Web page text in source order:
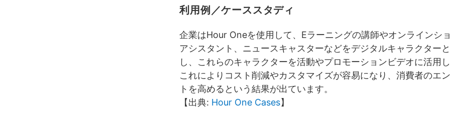
利用例／ケーススタディ
企業はHour Oneを使用して、Eラーニングの講師やオンラインシ
アシスタント、ニュースキャスターなどをデジタルキャラクター
し、これらのキャラクターを活動やプロモーションビデオに活用し
これによりコスト削減やカスタマイズが容易になり、消費者のエ
トを高めるという結果が出ています。
【出典: Hour One Cases】